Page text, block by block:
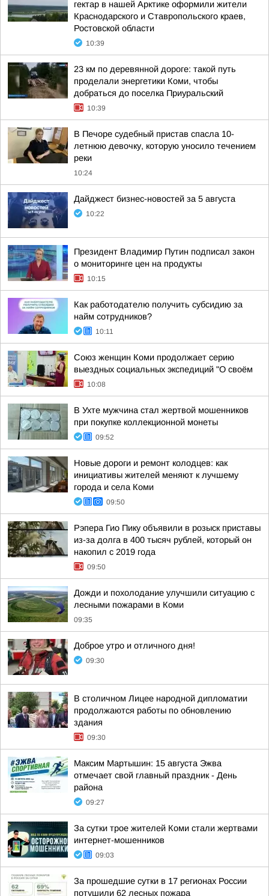
гектар в нашей Арктике оформили жители
Краснодарского и Ставропольского краев,
Ростовской области
10:39
23 км по деревянной дороге: такой путь
проделали энергетики Коми, чтобы
добраться до поселка Приуральский
10:39
В Печоре судебный пристав спасла 10-
летнюю девочку, которую уносило течением
реки
10:24
Дайджест бизнес-новостей за 5 августа
10:22
Президент Владимир Путин подписал закон
о мониторинге цен на продукты
10:15
Как работодателю получить субсидию за
найм сотрудников?
10:11
Союз женщин Коми продолжает серию
выездных социальных экспедиций "О своём
10:08
В Ухте мужчина стал жертвой мошенников
при покупке коллекционной монеты
09:52
Новые дороги и ремонт колодцев: как
инициативы жителей меняют к лучшему
города и села Коми
09:50
Рэпера Гио Пику объявили в розыск приставы
из-за долга в 400 тысяч рублей, который он
накопил с 2019 года
09:50
Дожди и похолодание улучшили ситуацию с
лесными пожарами в Коми
09:35
Доброе утро и отличного дня!
09:30
В столичном Лицее народной дипломатии
продолжаются работы по обновлению
здания
09:30
Максим Мартышин: 15 августа Эжва
отмечает свой главный праздник - День
района
09:27
За сутки трое жителей Коми стали жертвами
интернет-мошенников
09:03
За прошедшие сутки в 17 регионах России
потушили 62 лесных пожара